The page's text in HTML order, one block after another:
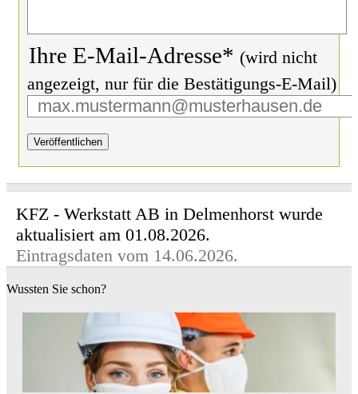
Ihre E-Mail-Adresse* (wird nicht
angezeigt, nur für die Bestätigungs-E-Mail)
Veröffentlichen
KFZ - Werkstatt AB in Delmenhorst wurde
aktualisiert am 01.08.2026.
Eintragsdaten vom 14.06.2026.
Wussten Sie schon?